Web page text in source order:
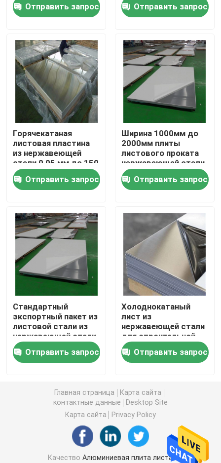
Ролики
О нас
Путешествие фабрики
Проверка качества
Свяжитесь мы
Спросите цитату
Плита листа нержавеющей стали
Плита стального листа углерода
Гальванизированная плита стального листа
Плита листовой меди
Алюминиевый круглый бар
алюминиевая прокладка катушки
Алюминиевая трубка трубы
Трубы из углеродистой стали
стандартный
Отправить запрос
поверхности и т. Д.
Отправить запрос
Горячекатаная
листовая пластина
из нержавеющей
стали 0,05 мм до 150
мм ДЖИС Г4304
Отправить запрос
Ширина 1000мм до
2000мм плиты
листового проката
нержавеющей стали
сертификата 430
КФРОтправить запрос
Стандартный
экспортный пакет из
листовой стали из
нержавеющей стали
Отправить запрос
Холоднокатаный
лист из
нержавеющей стали
для строительной
отрасли
Отправить запрос
Главная страница
Карта сайта
контактные данные
Desktop Site
Карта сайта
Privacy Policy
КачествоАлюминиевая плита листа